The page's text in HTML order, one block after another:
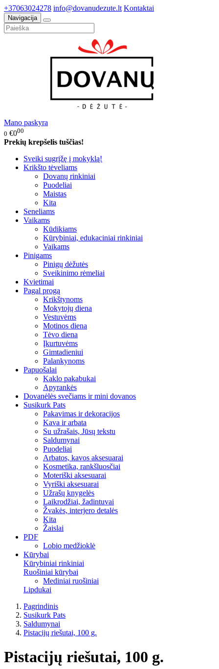
+37063024278 info@dovanudezute.lt Kontaktai
Navigacija
Mano paskyra
0 €000
Prekių krepšelis tuščias!
Sveiki sugrįžę į mokyklą!
Krikšto tėveliams
Dovanų rinkiniai
Puodeliai
Maistas
Kita
Seneliams
Vaikams
Kūdikiams
Kūrybiniai, edukaciniai rinkiniai
Vaikams
Pinigams
Pinigų dėžutės
Sveikinimo rėmeliai
Kvietimai
Pagal progą
Krikštynoms
Mokytojų diena
Vestuvėms
Motinos diena
Tėvo diena
Įkurtuvėms
Gimtadieniui
Palankynoms
Papuošalai
Kaklo pakabukai
Apyrankės
Dovanėlės svečiams ir mini dovanos
Susikurk Pats
Pakavimas ir dekoracijos
Kava ir arbata
Su užrašais, Jūsų tekstu
Saldumynai
Puodeliai
Arbatos, kavos aksesuarai
Kosmetika, rankšluosčiai
Moteriški aksesuarai
Vyriški aksesuarai
Užrašų knygelės
Laikrodžiai, žadintuvai
Žvakės, interjero detalės
Kita
Žaislai
PDF
Lobio medžioklė
Kūrybai
Kūrybiniai rinkiniai
Ruošiniai kūrybai
Mediniai ruošiniai
Lipdukai
Pagrindinis
Susikurk Pats
Saldumynai
Pistacijų riešutai, 100 g.
Pistacijų riešutai, 100 g.